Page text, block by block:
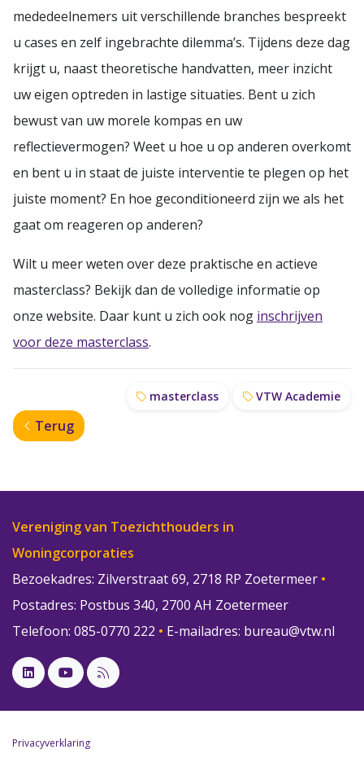
mededeelnemers uit verschillende branches bespreekt
u cases en zelf ingebrachte dilemma’s. Tijdens deze dag
krijgt u, naast theoretische handvatten, meer inzicht
uw eigen optreden in lastige situaties. Bent u zich
bewust van uw morele kompas en uw
reflectievermogen? Weet u hoe u op anderen overkomt
en bent u in staat de juiste interventie te plegen op het
juiste moment? En hoe geconditioneerd zijn we als het
gaat om reageren op anderen?
Wilt u meer weten over deze praktische en actieve
masterclass? Bekijk dan de volledige informatie op
onze website. Daar kunt u zich ook nog inschrijven
voor deze masterclass.
masterclass VTW Academie
Terug
Vereniging van Toezichthouders in
Woningcorporaties
Bezoekadres: Zilverstraat 69, 2718 RP Zoetermeer •
Postadres: Postbus 340, 2700 AH Zoetermeer
Telefoon: 085-0770 222 • E-mailadres: bureau@vtw.nl
Privacyverklaring